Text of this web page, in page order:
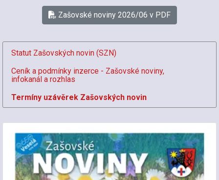
Zašovské noviny 2026/06 v PDF
Statut Zašovských novin (SZN)
Ceník a podmínky inzerce - Zašovské noviny,
infokanál a rozhlas
Termíny uzávěrek Zašovských novin